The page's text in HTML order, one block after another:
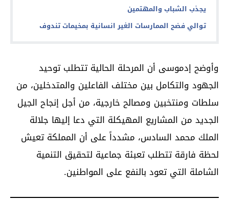
يجذب الشباب والمهتمين
توالي فضح الممارسات الغير انسانية بمخيمات تندوف
وأوضح إدموسى أن المرحلة الحالية تتطلب توحيد
الجهود والتكامل بين مختلف الفاعلين والمتدخلين، من
سلطات ومنتخبين ومصالح خارجية، من أجل إنجاح الجيل
الجديد من المشاريع المهيكلة التي دعا إليها جلالة
الملك محمد السادس، مشدداً على أن المملكة تعيش
لحظة فارقة تتطلب تعبئة جماعية لتحقيق التنمية
الشاملة التي تعود بالنفع على المواطنين.